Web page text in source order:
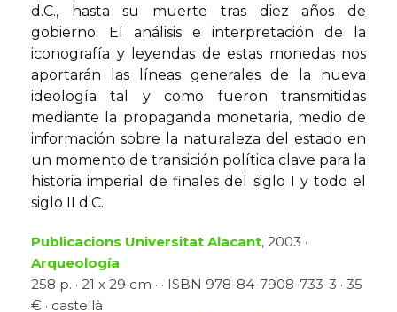
d.C., hasta su muerte tras diez años de
gobierno. El análisis e interpretación de la
iconografía y leyendas de estas monedas nos
aportarán las líneas generales de la nueva
ideología tal y como fueron transmitidas
mediante la propaganda monetaria, medio de
información sobre la naturaleza del estado en
un momento de transición política clave para la
historia imperial de finales del siglo I y todo el
siglo II d.C.
Publicacions Universitat Alacant, 2003 ·
Arqueología
258 p. · 21 x 29 cm · · ISBN 978-84-7908-733-3 · 35
€ · castellà